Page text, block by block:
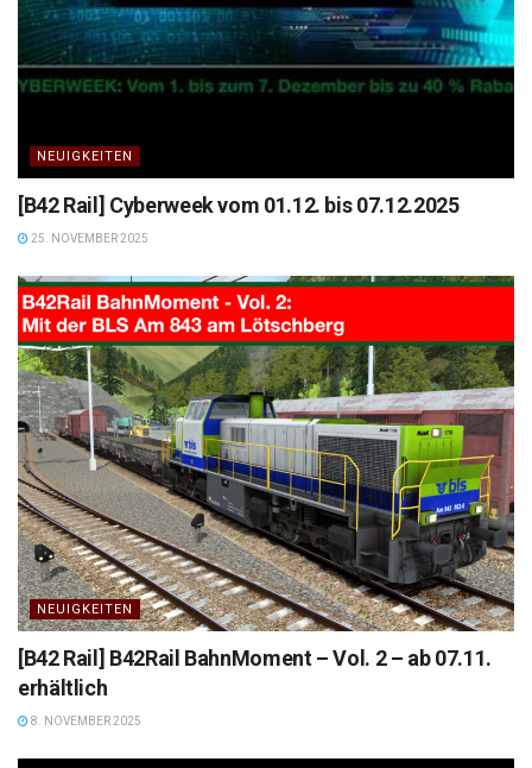
NEUIGKEITEN
[B42 Rail] Cyberweek vom 01.12. bis 07.12.2025
25. NOVEMBER 2025
NEUIGKEITEN
[B42 Rail] B42Rail BahnMoment – Vol. 2 – ab 07.11.
erhältlich
8. NOVEMBER 2025